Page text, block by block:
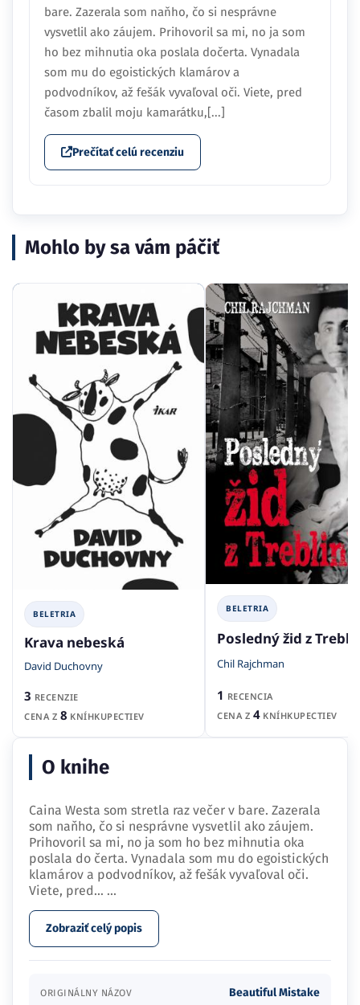
bare. Zazerala som naňho, čo si nesprávne
vysvetlil ako záujem. Prihovoril sa mi, no ja som
ho bez mihnutia oka poslala dočerta. Vynadala
som mu do egoistických klamárov a
podvodníkov, až fešák vyvaľoval oči. Viete, pred
časom zbalil moju kamarátku,[...]
Prečítať celú recenziu
Mohlo by sa vám páčiť
BELETRIA
Krava nebeská
David Duchovny
3 RECENZIE
CENA Z 8 KNÍHKUPECTIEV
BELETRIA
Posledný žid z
Chil Rajchman
1 RECENCIA
CENA Z 4KNÍHKUPECTIEV
O knihe
Caina Westa som stretla raz večer v bare. Zazerala
som naňho, čo si nesprávne vysvetlil ako záujem.
Prihovoril sa mi, no ja som ho bez mihnutia oka
poslala do čerta. Vynadala som mu do egoistických
klamárov a podvodníkov, až fešák vyvaľoval oči.
Viete, pred… ...
Zobraziť celý popis
ORIGINÁLNY NÁZOV Beautiful Mistake